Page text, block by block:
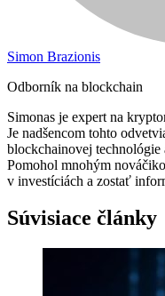
Simon Brazionis
Odborník na blockchain
Simonas je expert na
Je nadšencom tohto
blockchainovej technológie
Pomohol mnohým
v investíciách a zostať
Súvisiace články